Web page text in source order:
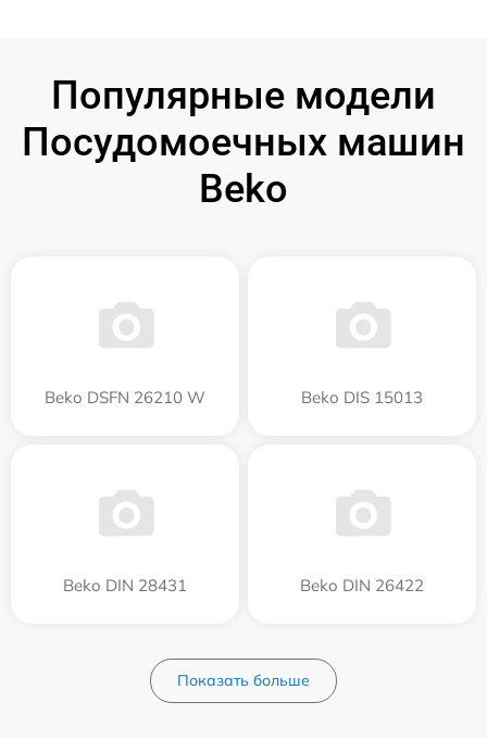
Популярные модели
Посудомоечных машин
Beko
Beko DSFN 26210 W Beko DIS 15013
Beko DIN 28431 Beko DIN 26422
Показать больше